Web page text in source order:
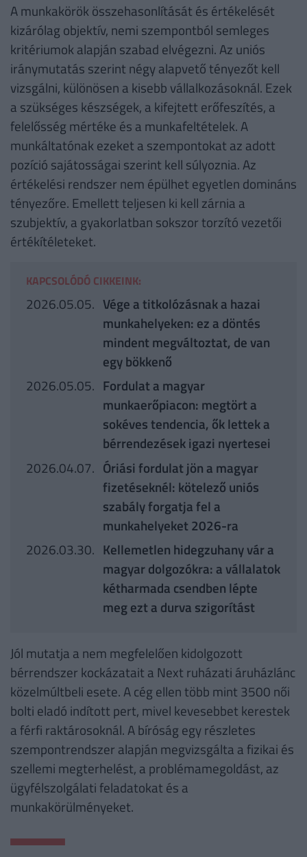
A munkakörök összehasonlítását és értékelését
kizárólag objektív, nemi szempontból semleges
kritériumok alapján szabad elvégezni. Az uniós
iránymutatás szerint négy alapvető tényezőt kell
vizsgálni, különösen a kisebb vállalkozásoknál. Ezek
a szükséges készségek, a kifejtett erőfeszítés, a
felelősség mértéke és a munkafeltételek. A
munkáltatónak ezeket a szempontokat az adott
pozíció sajátosságai szerint kell súlyoznia. Az
értékelési rendszer nem épülhet egyetlen domináns
tényezőre. Emellett teljesen ki kell zárnia a
szubjektív, a gyakorlatban sokszor torzító vezetői
értékítéleteket.
KAPCSOLÓDÓ CIKKEINK:
2026.05.05. Vége a titkolózásnak a hazai
munkahelyeken: ez a döntés
mindent megváltoztat, de van
egy bökkenő
2026.05.05. Fordulat a magyar
munkaerőpiacon: megtört a
sokéves tendencia, ők lettek a
bérrendezések igazi nyertesei
2026.04.07. Óriási fordulat jön a magyar
fizetéseknél: kötelező uniós
szabály forgatja fel a
munkahelyeket 2026-ra
2026.03.30. Kellemetlen hidegzuhany vár a
magyar dolgozókra: a vállalatok
kétharmada csendben lépte
meg ezt a durva szigorítást
Jól mutatja a nem megfelelően kidolgozott
bérrendszer kockázatait a Next ruházati áruházlánc
közelmúltbeli esete. A cég ellen több mint 3500 női
bolti eladó indított pert, mivel kevesebbet kerestek
a férfi raktárosoknál. A bíróság egy részletes
szempontrendszer alapján megvizsgálta a fizikai és
szellemi megterhelést, a problémamegoldást, az
ügyfélszolgálati feladatokat és a
munkakörülményeket.